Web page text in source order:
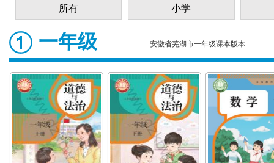
所有 小学
一年级 安徽省芜湖市一年级课本版本